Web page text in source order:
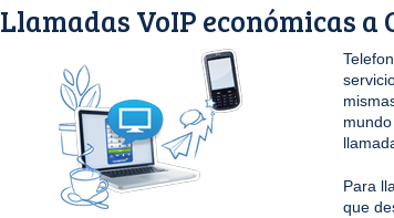
Llamadas VoIP económicas a
Para
que